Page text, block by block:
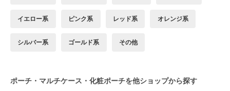
イエロー系 ピンク系 レッド系 オレンジ系
シルバー系 ゴールド系 その他
ポーチ・マルチケース・化粧ポーチを他ショップから探す